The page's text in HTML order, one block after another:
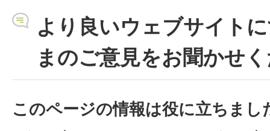
より良いウェブサイト
まのご意見をお聞かせ
このページの情報は役に立ちまし